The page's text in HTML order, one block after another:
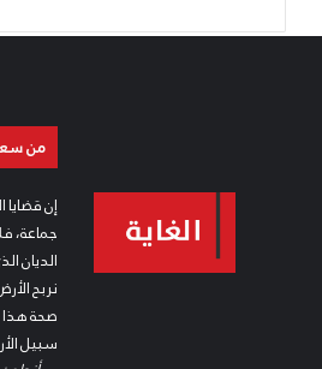
من
إن قضايا
جماعة،
الديان
نربح
صحة هذا
سبيل